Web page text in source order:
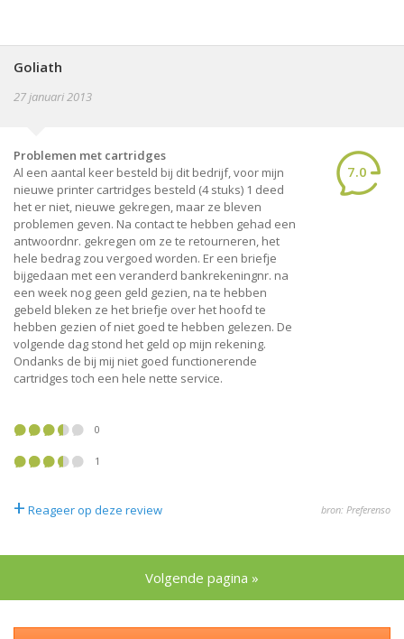
Goliath
27 januari 2013
Problemen met cartridges
Al een aantal keer besteld bij dit bedrijf, voor mijn
nieuwe printer cartridges besteld (4 stuks) 1 deed
het er niet, nieuwe gekregen, maar ze bleven
problemen geven. Na contact te hebben gehad een
antwoordnr. gekregen om ze te retourneren, het
hele bedrag zou vergoed worden. Er een briefje
bijgedaan met een veranderd bankrekeningnr. na
een week nog geen geld gezien, na te hebben
gebeld bleken ze het briefje over het hoofd te
hebben gezien of niet goed te hebben gelezen. De
volgende dag stond het geld op mijn rekening.
Ondanks de bij mij niet goed functionerende
cartridges toch een hele nette service.
7.0
0
1
+ Reageer op deze review bron: Preferenso
Volgende pagina »